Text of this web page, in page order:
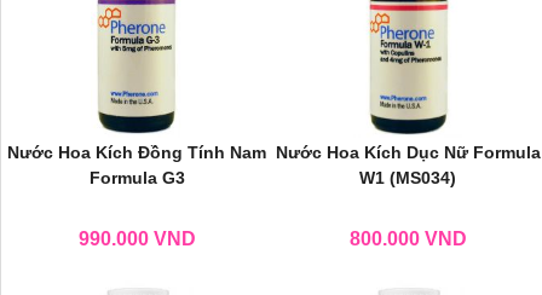
Nước Hoa Kích Đồng Tính Nam
Formula G3
990.000 VND
Nước Hoa Kích Dục Nữ Formula
W1 (MS034)
800.000 VND